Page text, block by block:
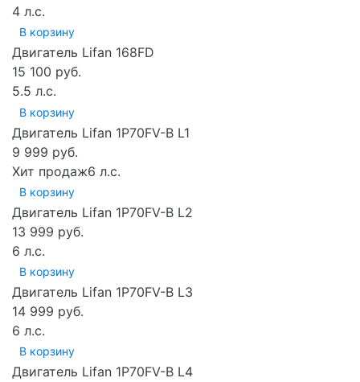
4 л.с.
В корзину
Двигатель Lifan 168FD
15 100 руб.
5.5 л.с.
В корзину
Двигатель Lifan 1P70FV-B L1
9 999 руб.
Хит продаж6 л.с.
В корзину
Двигатель Lifan 1P70FV-B L2
13 999 руб.
6 л.с.
В корзину
Двигатель Lifan 1P70FV-B L3
14 999 руб.
6 л.с.
В корзину
Двигатель Lifan 1P70FV-B L4